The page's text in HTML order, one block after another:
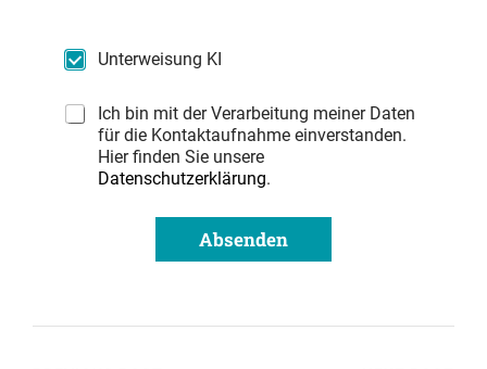
Unterweisung KI
Ich bin mit der Verarbeitung meiner Daten
für die Kontaktaufnahme einverstanden.
Hier finden Sie unsere
Datenschutzerklärung.
Absenden